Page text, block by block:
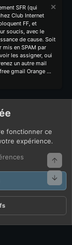
SFR (qui
Club Internet
FF, et
soucis, avec le
de cause. Soit
mis en SPAM par
les assigner, oui
un autre mail
gmail Orange ...
fonctionner ce
expérience.